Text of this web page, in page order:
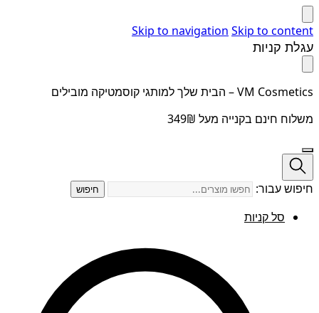
Skip to navigation Skip to content
עגלת קניות
VM Cosmetics – הבית שלך למותגי קוסמטיקה מובילים
משלוח חינם בקנייה מעל 349₪
חיפוש עבור: חיפוש
סל קניות